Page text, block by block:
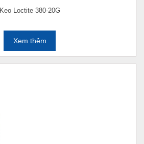
Keo Loctite 380-20G
Xem thêm